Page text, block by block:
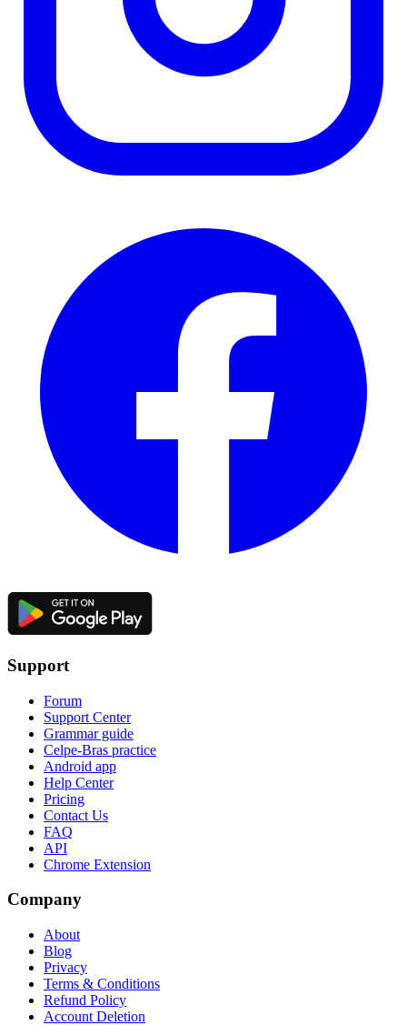
Support
Forum
Support Center
Grammar guide
Celpe-Bras practice
Android app
Help Center
Pricing
Contact Us
FAQ
API
Chrome Extension
Company
About
Blog
Privacy
Terms & Conditions
Refund Policy
Account Deletion